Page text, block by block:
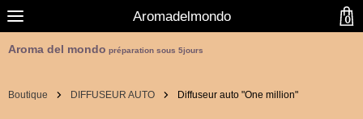
Aromadelmondo
Aroma del mondo préparation sous 5jours
Boutique DIFFUSEUR AUTO Diffuseur auto "One million"
0